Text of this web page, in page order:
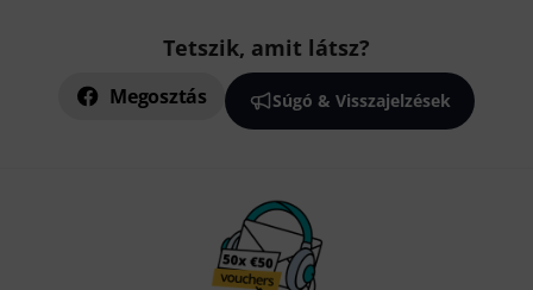
Tetszik, amit látsz?
Megosztás Súgó & Visszajelzések